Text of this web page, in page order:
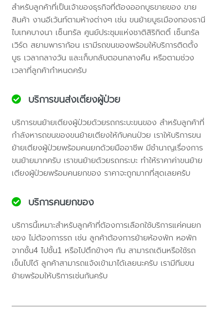
สำหรับลูกค้าที่เป็นเจ้าของธุรกิจที่ต้องออกบูธขายของ ขาย
สินค้า งานอีเว้นท์ตามห้างต่างๆ เช่น ขนย้ายบูธเมืองทองธานี
ไบเทคบางนา เซ็นทรัล ศูนย์ประชุมแห่งชาติสิริกิตติ์ เซ็นทรัล
เวิร์ด สยามพาราก้อน เรามีรถขนของพร้อมให้บริการติดตั้ง
บูธ เวลากลางวัน และเก็บกลับตอนกลางคืน หรือตามช่วง
เวลาที่ลูกค้ากำหนดครับ
บริการขนส่งเตียงผู้ป่วย
บริการขนย้ายเตียงผู้ป่วยด้วยรถกระบะขนของ สำหรับลูกค้าที่
กำลังหารถขนของขนย้ายเตียงให้กับคนป่วย เราให้บริการขน
ย้ายเตียงผู้ป่วยพร้อมคนยกด้วยมืออาชีพ มีชำนาญเรื่องการ
ขนย้ายมากครับ เราขนย้ายด้วยรถกระบะ ทำให้ราคาค่าขนย้าย
เตียงผู้ป่วยพร้อมคนยกของ ราคาจะถูกมากที่สุดเลยครับ
บริการคนยกของ
บริการนี้เหมาะสำหรับลูกค้าที่ต้องการเลือกใช้บริการแค่คนยก
ของ ไม่ต้องการรถ เช่น ลูกค้าต้องการย้ายห้องพัก หอพัก
จากชั้น4 ไปชั้น1 หรือไปตึกข้างๆ กัน สามารถเดินหรือใช้รถ
เข็นไปได้ ลูกค้าสามารถแจ้งเข้ามาได้เลยนะครับ เรามีทีมขน
ย้ายพร้อมให้บริการเช่นกันครับ